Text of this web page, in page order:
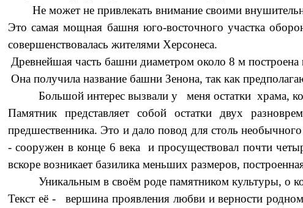
Не может не привлекать внимание своими
Это самая мощная башня юго-восточного участка
совершенствовалась жителями Херсонеса.
Древнейшая часть башни диаметром около 8 м построена
Она получила название башни Зенона, так как
Большой интерес вызвали у меня остатки храма,
Памятник представляет собой остатки двух
предшественника. Это и дало повод для столь
- сооружен в конце 6 века и просуществовал почти
вскоре возникает базилика меньших размеров,
Уникальным в своём роде памятником культуры, о
Текст её -
вершина проявления любви и верности